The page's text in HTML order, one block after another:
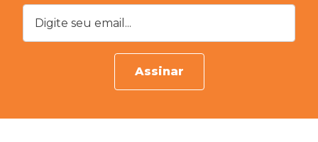
Digite seu email...
Assinar